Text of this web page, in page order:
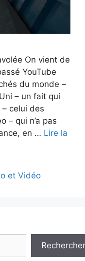
On vient de
YouTube
du monde –
– un fait qui
– celui des
– qui n’a pas
en … Lire la
et Vidéo
Rechercher